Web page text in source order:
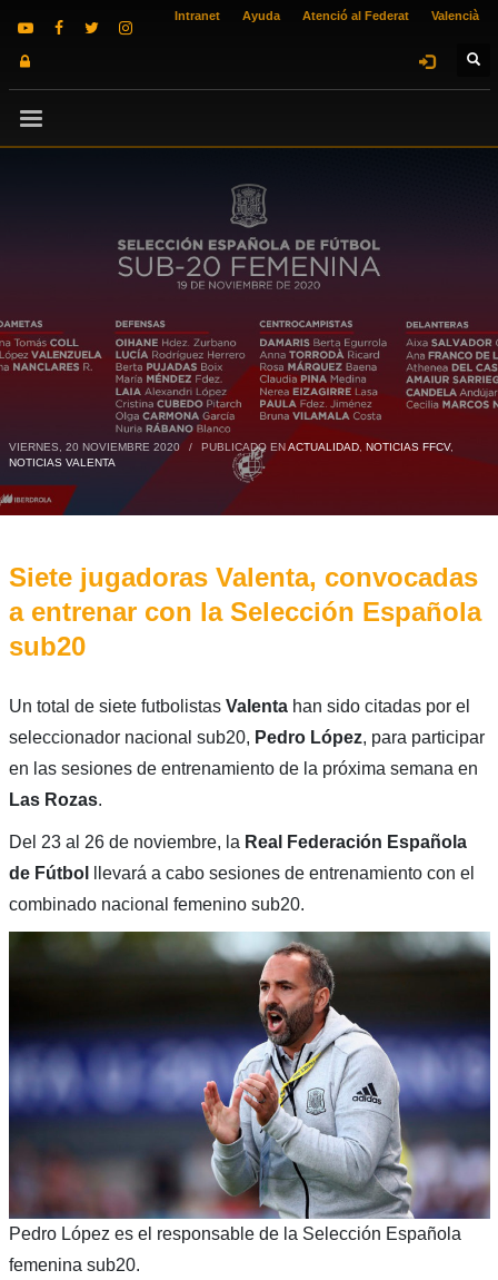
Intranet Ayuda Atenció al Federat Valencià
VIERNES, 20 NOVIEMBRE 2020 / PUBLICADO ENACTUALIDAD, NOTICIAS FFCV,
NOTICIAS VALENTA
Siete jugadoras Valenta, convocadas
a entrenar con la Selección Española
sub20
Un total de siete futbolistas Valenta han sido citadas por el
seleccionador nacional sub20, Pedro López, para participar
en las sesiones de entrenamiento de la próxima semana en
Las Rozas.
Del 23 al 26 de noviembre, la Real Federación Española
de Fútbol
llevará a cabo sesiones de entrenamiento con el
combinado nacional femenino sub20.
Pedro López es el responsable de la Selección Española
femenina sub20.